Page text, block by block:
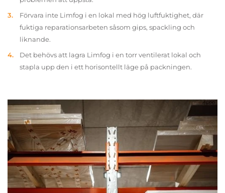
Förvara inte Limfog i en lokal med hög luftfuktighet, där
fuktiga reparationsarbeten såsom gips, spackling och
liknande.
Det behövs att lagra Limfog i en torr ventilerat lokal och
stapla upp den i ett horisontellt läge på packningen.